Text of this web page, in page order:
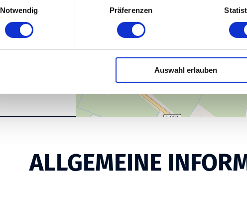
Notwendig Präferenzen
Auswahl erlauben
ALLGEMEINE